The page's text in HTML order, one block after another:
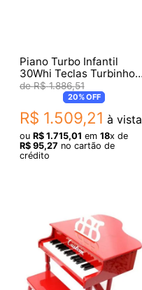
Piano Turbo Infantil
30Whi Teclas Turbinho
Branco
R$ 1.886,51
20%OFF
R$ 1.509,21 à vista
ou R$ 1.715,01 em 18x de
R$ 95,27 no cartão de
crédito